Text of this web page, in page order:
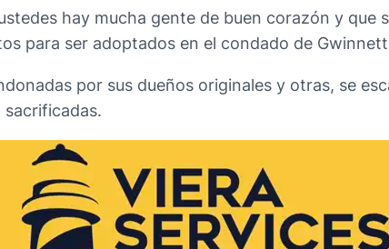
hay mucha gente de buen corazón y
para ser adoptados en el condado de
por sus dueños originales y otras, se
sacrificadas.